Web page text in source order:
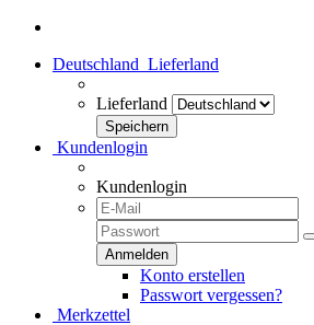
Deutschland Lieferland
Lieferland
Kundenlogin
Kundenlogin
Konto erstellen
Passwort vergessen?
Merkzettel